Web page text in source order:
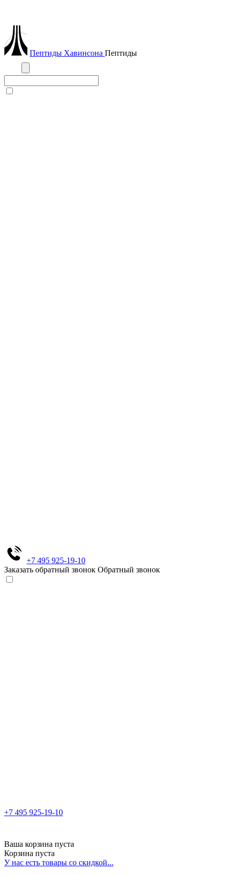
Пептиды Хавинсона Пептиды
+7 495 925-19-10
Заказать обратный звонок Обратный звонок
+7 495 925-19-10
Ваша корзина пуста
Корзина пуста
У нас есть товары со скидкой...